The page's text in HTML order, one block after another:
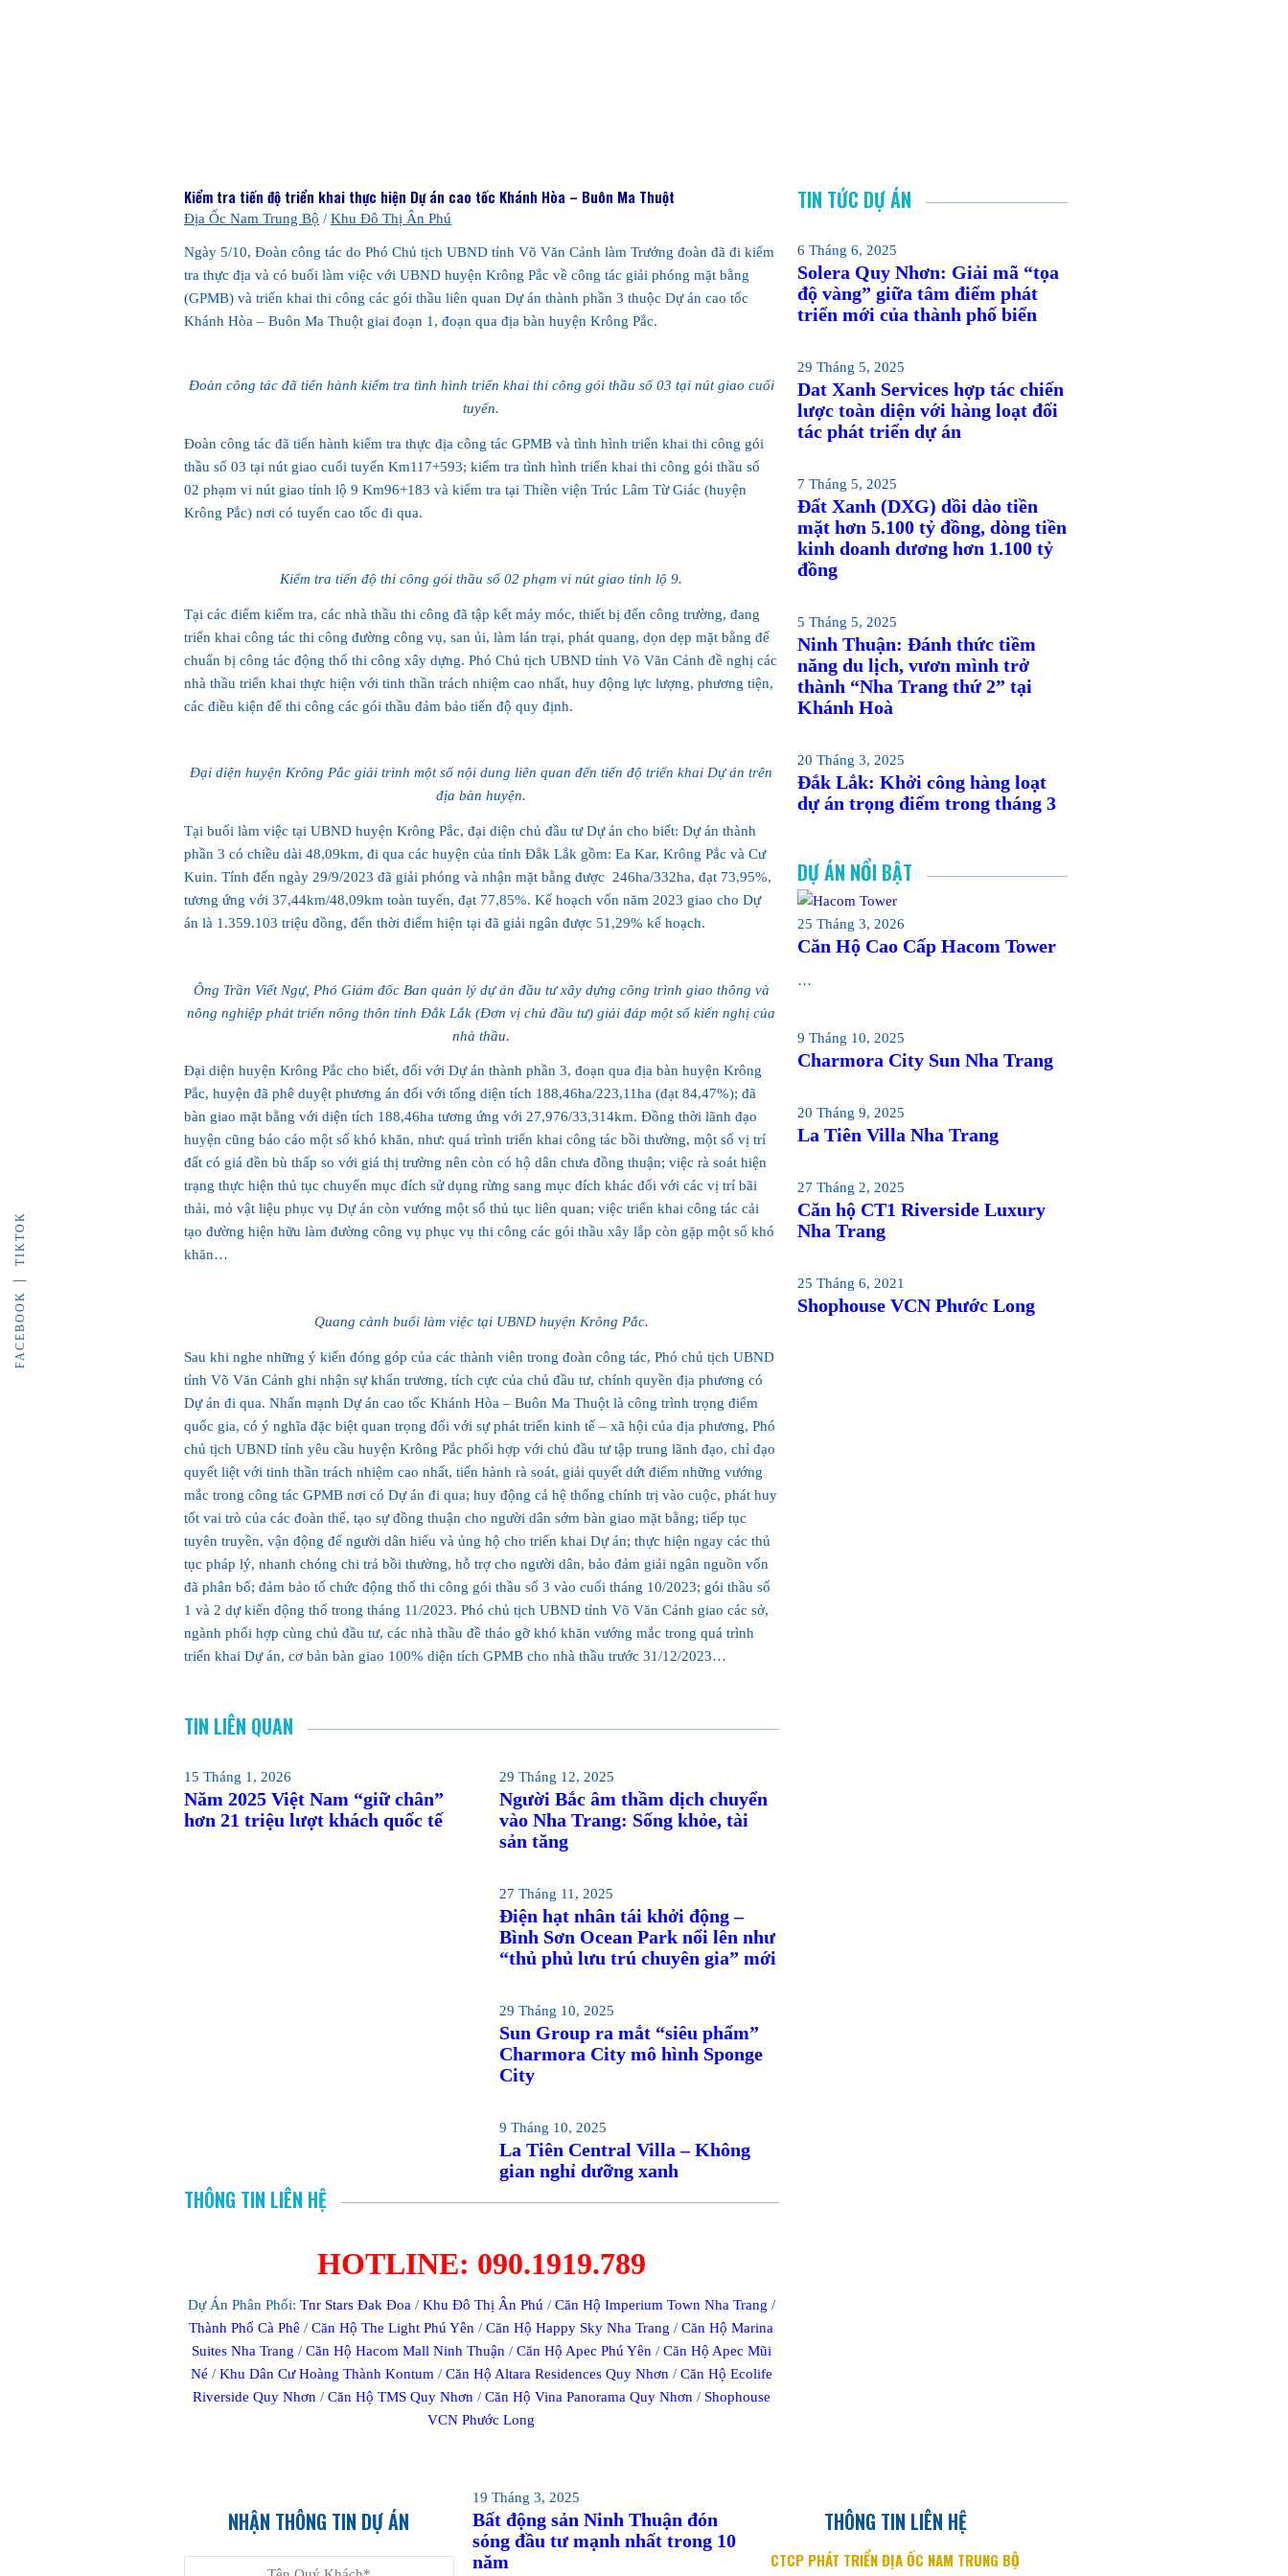
FACEBOOK
TIKTOK
Kiểm tra tiến độ triển khai thực hiện Dự án cao tốc Khánh Hòa – Buôn Ma Thuột
Địa Ốc Nam Trung Bộ / Khu Đô Thị Ân Phú
Ngày 5/10, Đoàn công tác do Phó Chủ tịch UBND tỉnh Võ Văn Cảnh làm Trưởng đoàn đã đi kiểm
tra thực địa và có buổi làm việc với UBND huyện Krông Pắc về công tác giải phóng mặt bằng
(GPMB) và triển khai thi công các gói thầu liên quan Dự án thành phần 3 thuộc Dự án cao tốc
Khánh Hòa – Buôn Ma Thuột giai đoạn 1, đoạn qua địa bàn huyện Krông Pắc.
Đoàn công tác đã tiến hành kiểm tra tình hình triển khai thi công gói thầu số 03 tại nút giao cuối
tuyến.
Đoàn công tác đã tiến hành kiểm tra thực địa công tác GPMB và tình hình triển khai thi công gói
thầu số 03 tại nút giao cuối tuyến Km117+593; kiểm tra tình hình triển khai thi công gói thầu số
02 phạm vi nút giao tỉnh lộ 9 Km96+183 và kiểm tra tại Thiền viện Trúc Lâm Từ Giác (huyện
Krông Pắc) nơi có tuyến cao tốc đi qua.
Kiểm tra tiến độ thi công gói thầu số 02 phạm vi nút giao tỉnh lộ 9.
Tại các điểm kiểm tra, các nhà thầu thi công đã tập kết máy móc, thiết bị đến công trường, đang
triển khai công tác thi công đường công vụ, san ủi, làm lán trại, phát quang, dọn dẹp mặt bằng để
chuẩn bị công tác động thổ thi công xây dựng. Phó Chủ tịch UBND tỉnh Võ Văn Cảnh đề nghị các
nhà thầu triển khai thực hiện với tinh thần trách nhiệm cao nhất, huy động lực lượng, phương tiện,
các điều kiện để thi công các gói thầu đảm bảo tiến độ quy định.
Đại diện huyện Krông Pắc giải trình một số nội dung liên quan đến tiến độ triển khai Dự án trên
địa bàn huyện.
Tại buổi làm việc tại UBND huyện Krông Pắc, đại diện chủ đầu tư Dự án cho biết: Dự án thành
phần 3 có chiều dài 48,09km, đi qua các huyện của tỉnh Đắk Lắk gồm: Ea Kar, Krông Pắc và Cư
Kuin. Tính đến ngày 29/9/2023 đã giải phóng và nhận mặt bằng được 246ha/332ha, đạt 73,95%,
tương ứng với 37,44km/48,09km toàn tuyến, đạt 77,85%. Kế hoạch vốn năm 2023 giao cho Dự
án là 1.359.103 triệu đồng, đến thời điểm hiện tại đã giải ngân được 51,29% kế hoạch.
Ông Trần Viết Ngự, Phó Giám đốc Ban quản lý dự án đầu tư xây dựng công trình giao thông và
nông nghiệp phát triển nông thôn tỉnh Đắk Lắk (Đơn vị chủ đầu tư) giải đáp một số kiến nghị của
nhà thầu.
Đại diện huyện Krông Pắc cho biết, đối với Dự án thành phần 3, đoạn qua địa bàn huyện Krông
Pắc, huyện đã phê duyệt phương án đối với tổng diện tích 188,46ha/223,11ha (đạt 84,47%); đã
bàn giao mặt bằng với diện tích 188,46ha tương ứng với 27,976/33,314km. Đồng thời lãnh đạo
huyện cũng báo cáo một số khó khăn, như: quá trình triển khai công tác bồi thường, một số vị trí
đất có giá đền bù thấp so với giá thị trường nên còn có hộ dân chưa đồng thuận; việc rà soát hiện
trạng thực hiện thủ tục chuyển mục đích sử dụng rừng sang mục đích khác đối với các vị trí bãi
thải, mỏ vật liệu phục vụ Dự án còn vướng một số thủ tục liên quan; việc triển khai công tác cải
tạo đường hiện hữu làm đường công vụ phục vụ thi công các gói thầu xây lắp còn gặp một số khó
khăn…
Quang cảnh buổi làm việc tại UBND huyện Krông Pắc.
Sau khi nghe những ý kiến đóng góp của các thành viên trong đoàn công tác, Phó chủ tịch UBND
tỉnh Võ Văn Cảnh ghi nhận sự khẩn trương, tích cực của chủ đầu tư, chính quyền địa phương có
Dự án đi qua. Nhấn mạnh Dự án cao tốc Khánh Hòa – Buôn Ma Thuột là công trình trọng điểm
quốc gia, có ý nghĩa đặc biệt quan trọng đối với sự phát triển kinh tế – xã hội của địa phương, Phó
chủ tịch UBND tỉnh yêu cầu huyện Krông Pắc phối hợp với chủ đầu tư tập trung lãnh đạo, chỉ đạo
quyết liệt với tinh thần trách nhiệm cao nhất, tiến hành rà soát, giải quyết dứt điểm những vướng
mắc trong công tác GPMB nơi có Dự án đi qua; huy động cả hệ thống chính trị vào cuộc, phát huy
tốt vai trò của các đoàn thể, tạo sự đồng thuận cho người dân sớm bàn giao mặt bằng; tiếp tục
tuyên truyền, vận động để người dân hiểu và ủng hộ cho triển khai Dự án; thực hiện ngay các thủ
tục pháp lý, nhanh chóng chi trả bồi thường, hỗ trợ cho người dân, bảo đảm giải ngân nguồn vốn
đã phân bổ; đảm bảo tổ chức động thổ thi công gói thầu số 3 vào cuối tháng 10/2023; gói thầu số
1 và 2 dự kiến động thổ trong tháng 11/2023. Phó chủ tịch UBND tỉnh Võ Văn Cảnh giao các sở,
ngành phối hợp cùng chủ đầu tư, các nhà thầu đề tháo gỡ khó khăn vướng mắc trong quá trình
triển khai Dự án, cơ bản bàn giao 100% diện tích GPMB cho nhà thầu trước 31/12/2023…
TIN LIÊN QUAN
15 Tháng 1, 2026
Năm 2025 Việt Nam “giữ chân”
hơn 21 triệu lượt khách quốc tế
29 Tháng 12, 2025
Người Bắc âm thầm dịch chuyển
vào Nha Trang: Sống khỏe, tài
sản tăng
27 Tháng 11, 2025
Điện hạt nhân tái khởi động –
Bình Sơn Ocean Park nổi lên như
“thủ phủ lưu trú chuyên gia” mới
29 Tháng 10, 2025
Sun Group ra mắt “siêu phẩm”
Charmora City mô hình Sponge
City
9 Tháng 10, 2025
La Tiên Central Villa – Không
gian nghỉ dưỡng xanh
THÔNG TIN LIÊN HỆ
HOTLINE: 090.1919.789
Dự Án Phân Phối: Tnr Stars Đak Đoa / Khu Đô Thị Ân Phú / Căn Hộ Imperium Town Nha Trang /
Thành Phố Cà Phê /Căn Hộ The Light Phú Yên /Căn Hộ Happy Sky Nha Trang /Căn Hộ Marina
Suites Nha Trang / Căn Hộ Hacom Mall Ninh Thuận / Căn Hộ Apec Phú Yên / Căn Hộ Apec Mũi
Né / Khu Dân Cư Hoàng Thành Kontum / Căn Hộ Altara Residences Quy Nhơn / Căn Hộ Ecolife
Riverside Quy Nhơn / Căn Hộ TMS Quy Nhơn / Căn Hộ Vina Panorama Quy Nhơn / Shophouse
VCN Phước Long
TIN TỨC DỰ ÁN
6 Tháng 6, 2025
Solera Quy Nhơn: Giải mã “tọa
độ vàng” giữa tâm điểm phát
triển mới của thành phố biển
29 Tháng 5, 2025
Dat Xanh Services hợp tác chiến
lược toàn diện với hàng loạt đối
tác phát triển dự án
7 Tháng 5, 2025
Đất Xanh (DXG) dồi dào tiền
mặt hơn 5.100 tỷ đồng, dòng tiền
kinh doanh dương hơn 1.100 tỷ
đồng
5 Tháng 5, 2025
Ninh Thuận: Đánh thức tiềm
năng du lịch, vươn mình trở
thành “Nha Trang thứ 2” tại
Khánh Hoà
20 Tháng 3, 2025
Đắk Lắk: Khởi công hàng loạt
dự án trọng điểm trong tháng 3
DỰ ÁN NỔI BẬT
25 Tháng 3, 2026
Căn Hộ Cao Cấp Hacom Tower
…
9 Tháng 10, 2025
Charmora City Sun Nha Trang
20 Tháng 9, 2025
La Tiên Villa Nha Trang
27 Tháng 2, 2025
Căn hộ CT1 Riverside Luxury
Nha Trang
25 Tháng 6, 2021
Shophouse VCN Phước Long
NHẬN THÔNG TIN DỰ ÁN
19 Tháng 3, 2025
Bất động sản Ninh Thuận đón
sóng đầu tư mạnh nhất trong 10
năm
THÔNG TIN LIÊN HỆ
CTCP PHÁT TRIỂN ĐỊA ỐC NAM TRUNG BỘ